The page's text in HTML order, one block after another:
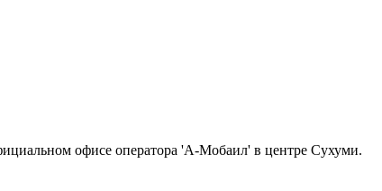
офисе оператора 'A-Мобаил' в центре Сухуми.